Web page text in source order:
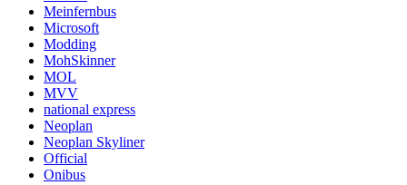
Meinfernbus
Microsoft
Modding
MohSkinner
MOL
MVV
national express
Neoplan
Neoplan Skyliner
Official
Onibus